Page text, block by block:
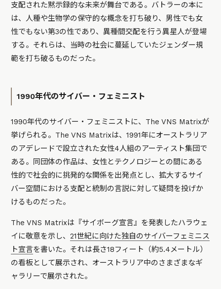
支配された黙示録的な未来が舞台である。バトラーの本に
は、人種や生物学の保守的な概念を打ち破り、男性でも女
性でもない第3の性であり、異種間交配を行う異星人が登場
する。それらは、当時の社会に蔓延していたジェンダー規
範を打ち破るものだった。
1990年代のサイバー・フェミニスト
1990年代のサイバー・フェミニストに、The VNS Matrixが
挙げられる。The VNS Matrixは、1991年にオーストラリア
のアデレードで設立された女性4人組のアーティスト集団で
ある。同団体の作品は、女性とテクノロジーとの間にある
性的で社会的に挑発的な関係を出発点とし、拡大するサイ
バー空間における支配と統制の言説に対して疑問を投げか
けるものだった。
The VNS Matrixは『サイボーグ宣言』を発表したハラウェ
イに敬意を示し、21世紀に向けた独自のサイバーフェミニス
ト宣言を書いた。それは長さ18フィート（約5.4メートル）
の看板として展示され、オーストラリア中のさまざまなギ
ャラリーで展示された。